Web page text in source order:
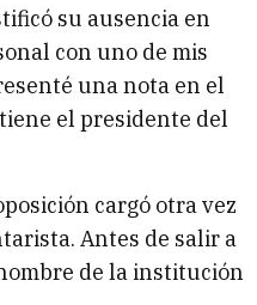
su ausencia en
con uno de mis
una nota en el
el presidente del
cargó otra vez
Antes de salir a
de la institución